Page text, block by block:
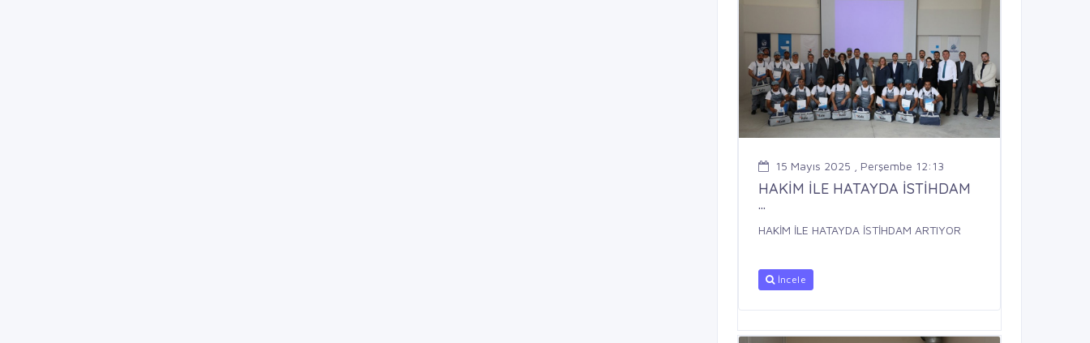
15 Mayıs 2025 , Perşembe 12:13
HAKİM İLE HATAYDA İSTİHDAM
...
HAKİM İLE HATAYDA İSTİHDAM ARTIYOR
İncele